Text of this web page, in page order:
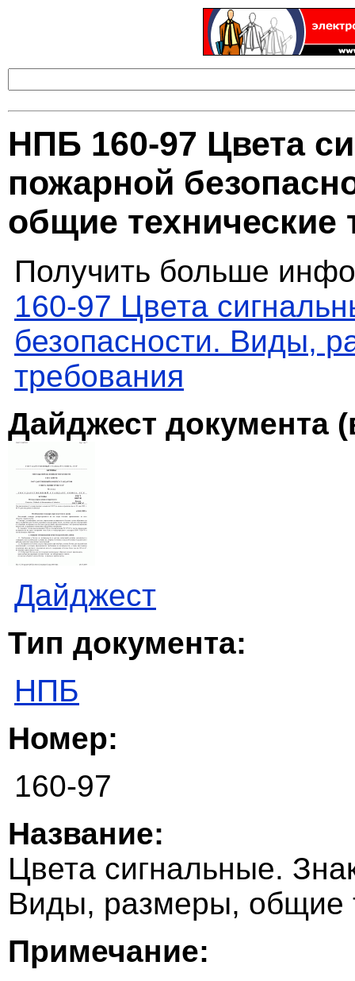
НПБ 160-97 Цвета
пожарной
общие технические
Получить больше
160-97 Цвета
безопасности. Виды,
требования
Дайджест документа
Дайджест
Тип документа:
НПБ
Номер:
160-97
Название:
Цвета сигнальные.
Виды, размеры, общие
Примечание: